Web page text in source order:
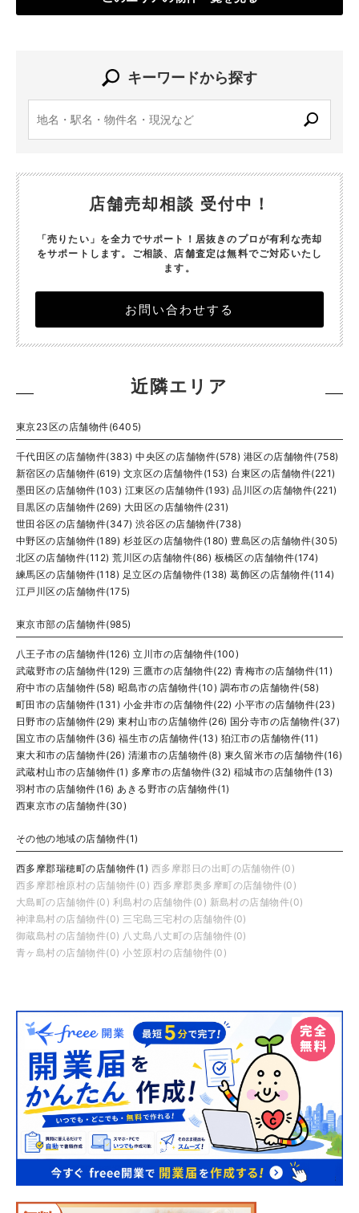
キーワードから探す
店舗売却相談 受付中！
「売りたい」を全力でサポート！居抜きのプロが有利な売却
をサポートします。 ご相談、店舗査定は無料でご対応いたし
ます。
お問い合わせする
近隣エリア
東京23区の店舗物件(6405)
千代田区の店舗物件(383) 中央区の店舗物件(578) 港区の店舗物件(758)
新宿区の店舗物件(619) 文京区の店舗物件(153) 台東区の店舗物件(221)
墨田区の店舗物件(103) 江東区の店舗物件(193) 品川区の店舗物件(221)
目黒区の店舗物件(269) 大田区の店舗物件(231)
世田谷区の店舗物件(347) 渋谷区の店舗物件(738)
中野区の店舗物件(189) 杉並区の店舗物件(180) 豊島区の店舗物件(305)
北区の店舗物件(112) 荒川区の店舗物件(86) 板橋区の店舗物件(174)
練馬区の店舗物件(118) 足立区の店舗物件(138) 葛飾区の店舗物件(114)
江戸川区の店舗物件(175)
東京市部の店舗物件(985)
八王子市の店舗物件(126) 立川市の店舗物件(100)
武蔵野市の店舗物件(129) 三鷹市の店舗物件(22) 青梅市の店舗物件(11)
府中市の店舗物件(58) 昭島市の店舗物件(10) 調布市の店舗物件(58)
町田市の店舗物件(131) 小金井市の店舗物件(22) 小平市の店舗物件(23)
日野市の店舗物件(29) 東村山市の店舗物件(26) 国分寺市の店舗物件(37)
国立市の店舗物件(36) 福生市の店舗物件(13) 狛江市の店舗物件(11)
東大和市の店舗物件(26) 清瀬市の店舗物件(8) 東久留米市の店舗物件(16)
武蔵村山市の店舗物件(1) 多摩市の店舗物件(32) 稲城市の店舗物件(13)
羽村市の店舗物件(16) あきる野市の店舗物件(1)
西東京市の店舗物件(30)
その他の地域の店舗物件(1)
西多摩郡瑞穂町の店舗物件(1) 西多摩郡日の出町の店舗物件(0)
西多摩郡檜原村の店舗物件(0) 西多摩郡奥多摩町の店舗物件(0)
大島町の店舗物件(0) 利島村の店舗物件(0) 新島村の店舗物件(0)
神津島村の店舗物件(0) 三宅島三宅村の店舗物件(0)
御蔵島村の店舗物件(0) 八丈島八丈町の店舗物件(0)
青ヶ島村の店舗物件(0) 小笠原村の店舗物件(0)